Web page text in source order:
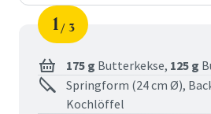
Schritt
1
von
3
175 g Butterkekse, 125 g
Springform (24 cm Ø),
Kochlöffel